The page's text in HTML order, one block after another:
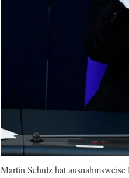
Martin Schulz hat